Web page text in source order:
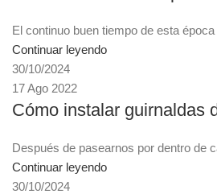
El continuo buen tiempo de esta
Continuar leyendo
30/10/2024
17 Ago 2022
Cómo instalar guirnaldas
Después de pasearnos por dentro de
Continuar leyendo
30/10/2024